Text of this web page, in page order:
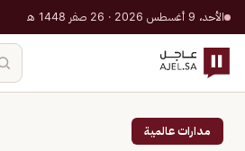
الأحد، 9 أغسطس 2026 · 26 صفر 1448 هـ
مدارات عالمية